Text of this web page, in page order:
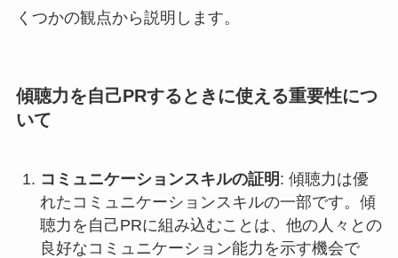
くつかの観点から説明します。
傾聴力を自己PRするときに使える重要性につ
いて
コミュニケーションスキルの証明 : 傾聴力は優
れたコミュニケーションスキルの一部です。傾
聴力を自己PRに組み込むことは、他の人々との
良好なコミュニケーション能力を示す機会で